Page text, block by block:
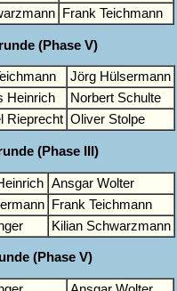
Frank Teichmann
(Phase V)
Jörg Hülsermann
Heinrich
Norbert Schulte
Rieprecht Oliver Stolpe
(Phase III)
Ansgar Wolter
Frank Teichmann
Kilian Schwarzmann
(Phase V)